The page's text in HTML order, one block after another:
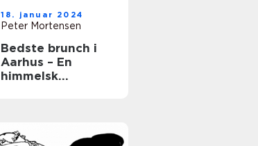
18. januar 2024
Peter Mortensen
Bedste brunch i
Aarhus – En
himmelsk